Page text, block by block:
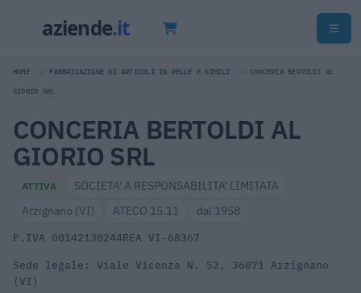
HOME FABBRICAZIONE DI ARTICOLI IN PELLE E SIMILI CONCERIA BERTOLDI AL
GIORIO SRL
CONCERIA BERTOLDI AL
GIORIO SRL
ATTIVA
SOCIETA' A RESPONSABILITA' LIMITATA
Arzignano (VI)
ATECO 15.11 dal 1958
P.IVA 00142130244REA VI-68367
Sede legale: Viale Vicenza N. 52, 36071 Arzignano
(VI)